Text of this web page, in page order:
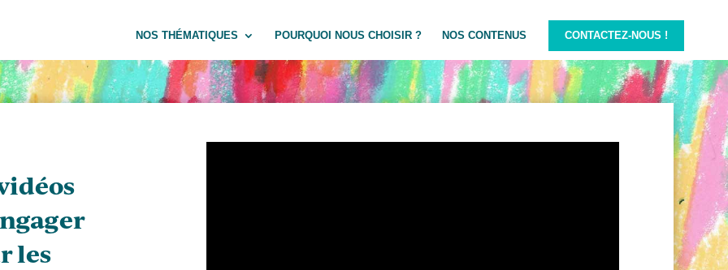
NOS THÉMATIQUES POURQUOI NOUS CHOISIR ? NOS CONTENUS CONTACTEZ-NOUS !
les